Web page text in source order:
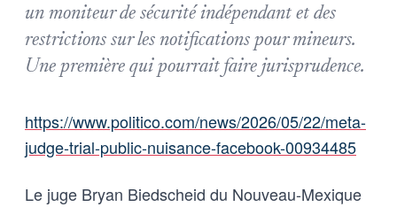
un moniteur de sécurité indépendant et des
restrictions sur les notifications pour mineurs.
Une première qui pourrait faire jurisprudence.
https://www.politico.com/news/2026/05/22/meta-
judge-trial-public-nuisance-facebook-00934485
Le juge Bryan Biedscheid du Nouveau-Mexique